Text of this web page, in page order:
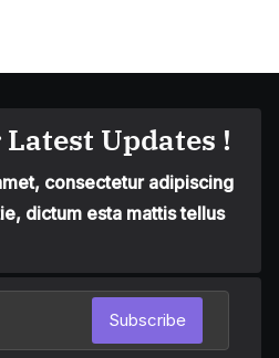
Updates !
consectetur adipiscing
dictum esta mattis tellus
Subscribe